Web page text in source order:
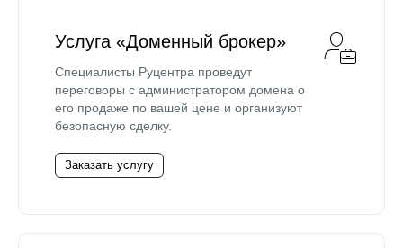
Услуга «Доменный брокер»
Специалисты Руцентра проведут
переговоры с администратором домена о
его продаже по вашей цене и организуют
безопасную сделку.
Заказать услугу